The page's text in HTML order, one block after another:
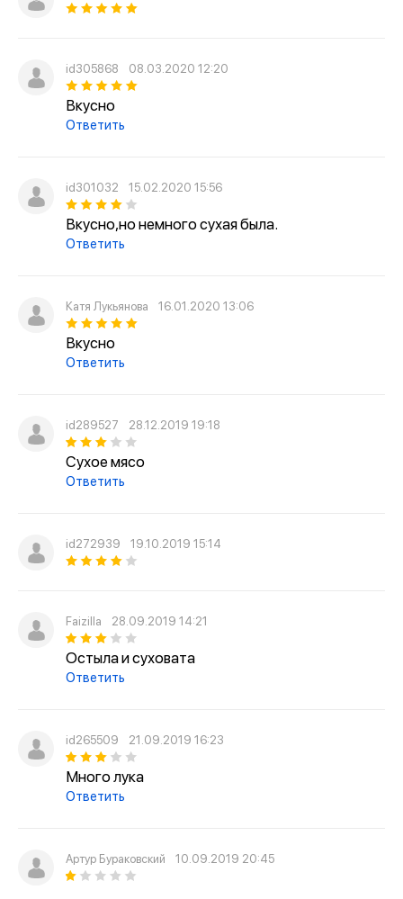
id305868 08.03.2020 12:20
Вкусно
Ответить
id301032 15.02.2020 15:56
Вкусно,но немного сухая была.
Ответить
Катя Лукьянова 16.01.2020 13:06
Вкусно
Ответить
id289527 28.12.2019 19:18
Сухое мясо
Ответить
id272939 19.10.2019 15:14
Faizilla 28.09.2019 14:21
Остыла и суховата
Ответить
id265509 21.09.2019 16:23
Много лука
Ответить
Артур Бураковский 10.09.2019 20:45